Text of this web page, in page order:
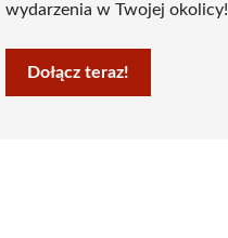
wydarzenia w Twojej okolicy!
Dołącz teraz!